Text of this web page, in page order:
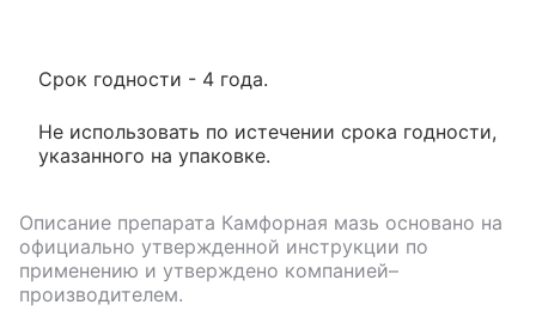
Срок годности - 4 года.
Не использовать по истечении срока годности,
указанного на упаковке.
Описание препарата Камфорная мазь основано на
официально утвержденной инструкции по
применению и утверждено компанией–
производителем.